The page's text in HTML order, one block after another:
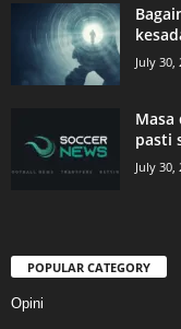
July 30,
pasti
July 30,
POPULAR CATEGORY
Opini